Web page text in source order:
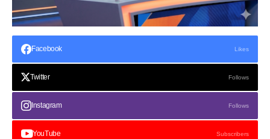
Facebook Likes
Twitter Follows
Instagram Follows
YouTube Subscribers